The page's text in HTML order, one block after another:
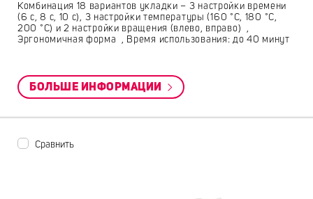
Комбинация 18 вариантов укладки – 3 настройки времени
(6 с, 8 с, 10 с), 3 настройки температуры (160 °C, 180 °C,
200 °C) и 2 настройки вращения (влево, вправо) ,
Эргономичная форма , Время использования: до 40 минут
БОЛЬШЕ ИНФОРМАЦИИ
Сравнить